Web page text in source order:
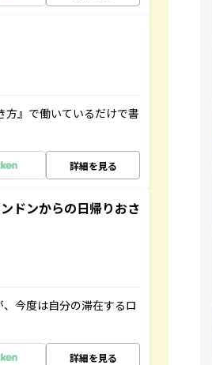
方』で働いているだけで書
詳細を見る
ドンからの日帰りおさ
今度は自分の滞在するロ
詳細を見る